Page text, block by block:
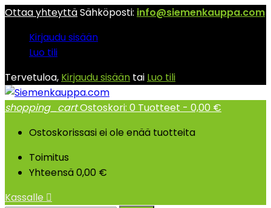
Ottaa yhteyttäSähköposti: info@siemenkauppa.com
Kirjaudu sisään
Luo tili
Tervetuloa, Kirjaudu sisään tai Luo tili
shopping_cartOstoskori: 0 Tuotteet - 0,00 €
Ostoskorissasi ei ole enää tuotteita
Toimitus
Yhteensä0,00 €
Kassalle 